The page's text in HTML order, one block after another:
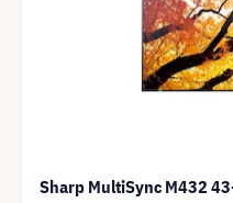
Sharp MultiSync M432